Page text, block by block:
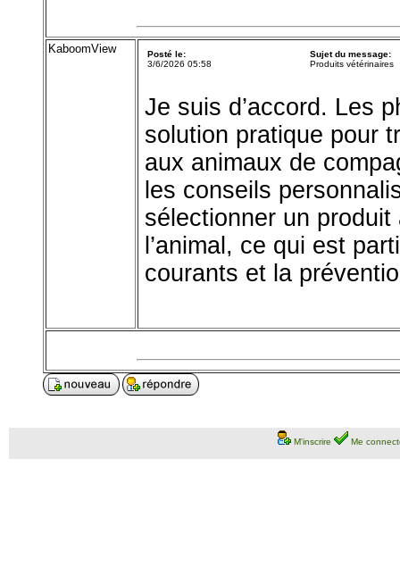
KaboomView
Posté le:
3/6/2026 05:58
Sujet du message:
Produits vétérinaires
Je suis d’accord. Les
solution pratique pour
aux animaux de
les conseils
sélectionner un
l’animal, ce qui est
courants et la
M'inscrire Me